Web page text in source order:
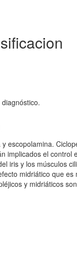
escopolamina.
implicados el control
iris y los músculos
midriático que
y midriáticos